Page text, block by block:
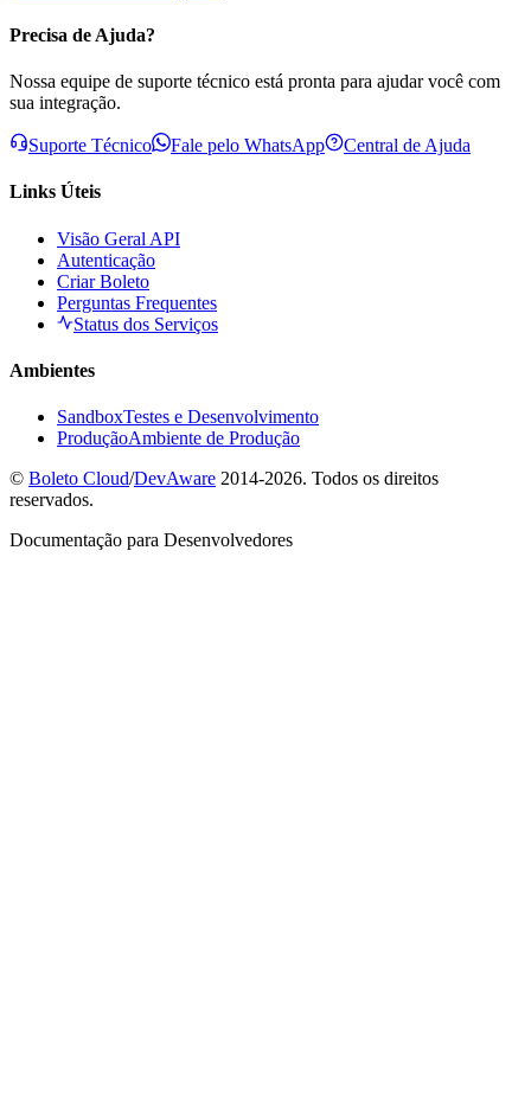
Precisa de Ajuda?
Nossa equipe de suporte técnico está pronta para ajudar você com
sua integração.
Suporte Técnico Fale pelo WhatsApp Central de Ajuda
Links Úteis
Visão Geral API
Autenticação
Criar Boleto
Perguntas Frequentes
Status dos Serviços
Ambientes
SandboxTestes e Desenvolvimento
ProduçãoAmbiente de Produção
© Boleto Cloud/DevAware 2014-2026. Todos os direitos
reservados.
Documentação para Desenvolvedores